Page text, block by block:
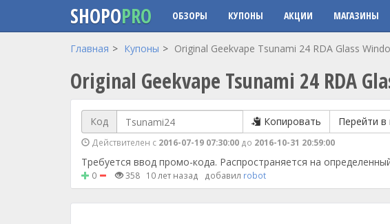
Перейти к основному содержанию
SHOPOPRO ОБЗОРЫ КУПОНЫ АКЦИИ МАГАЗИНЫ
Главная Купоны Original Geekvape Tsunami 24 RDA Glass
Original Geekvape Tsunami 24 RDA
Код Копировать Перейти в
Действителен с 2016-07-19 07:30:00 до 2016-10-31 20:59:00
Требуется ввод промо-кода. Распространяется на
0 358 10 лет назад добавил robot